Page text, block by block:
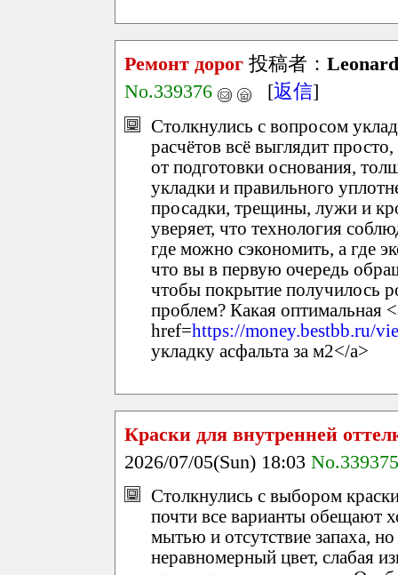
Ремонт дорог 投稿者：
No.339376
[返信]
Столкнулись с вопросом
расчётов всё выглядит
от подготовки основания,
укладки и правильного
просадки, трещины, лужи и
уверяет, что технология
где можно сэкономить, а где
что вы в первую очередь
чтобы покрытие получилось
проблем? Какая оптимальная
href=https://money.bestbb.ru/
укладку асфальта за м2</a>
Краски для внутренней
2026/07/05(Sun) 18:03 No.339375
Столкнулись с выбором
почти все варианты обещают
мытью и отсутствие запаха,
неравномерный цвет, слабая